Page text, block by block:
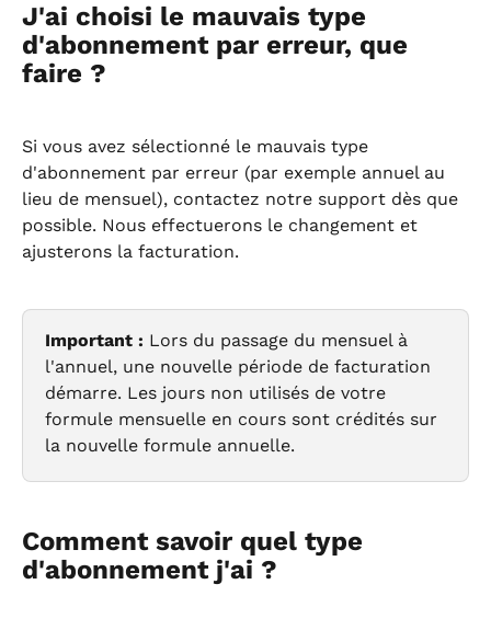
J'ai choisi le mauvais type
d'abonnement par erreur, que
faire ?
Si vous avez sélectionné le mauvais type
d'abonnement par erreur (par exemple annuel au
lieu de mensuel), contactez notre support dès que
possible. Nous effectuerons le changement et
ajusterons la facturation.
Important : Lors du passage du mensuel à
l'annuel, une nouvelle période de facturation
démarre. Les jours non utilisés de votre
formule mensuelle en cours sont crédités sur
la nouvelle formule annuelle.
Comment savoir quel type
d'abonnement j'ai ?